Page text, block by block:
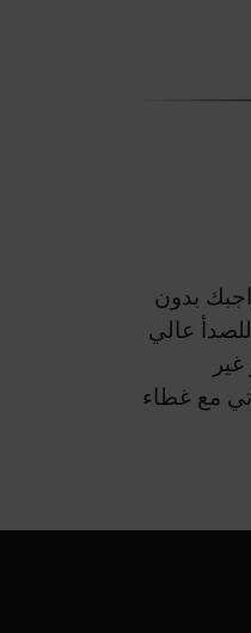
بدون
عالي
مع غطاء